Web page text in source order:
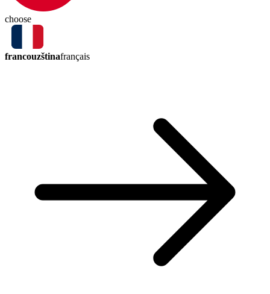
choose
francouzštinafrançais